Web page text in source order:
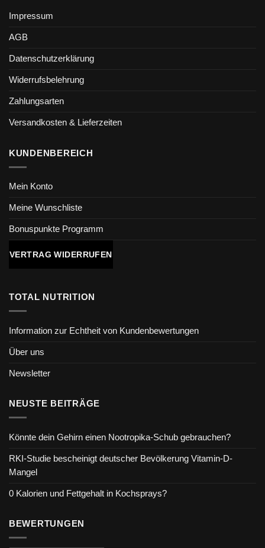
Impressum
AGB
Datenschutzerklärung
Widerrufsbelehrung
Zahlungsarten
Versandkosten & Lieferzeiten
KUNDENBEREICH
Mein Konto
Meine Wunschliste
Bonuspunkte Programm
VERTRAG WIDERRUFEN
TOTAL NUTRITION
Information zur Echtheit von Kundenbewertungen
Über uns
Newsletter
NEUSTE BEITRÄGE
Könnte dein Gehirn einen Nootropika-Schub gebrauchen?
RKI-Studie bescheinigt deutscher Bevölkerung Vitamin-D-
Mangel
0 Kalorien und Fettgehalt in Kochsprays?
BEWERTUNGEN